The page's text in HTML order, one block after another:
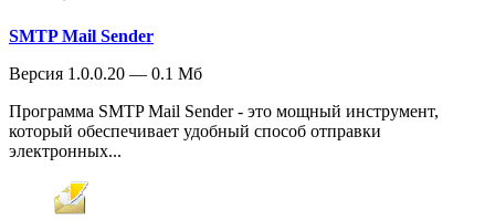
SMTP Mail Sender
Версия 1.0.0.20 — 0.1 Мб
Программа SMTP Mail Sender - это мощный инструмент,
который обеспечивает удобный способ отправки
электронных...